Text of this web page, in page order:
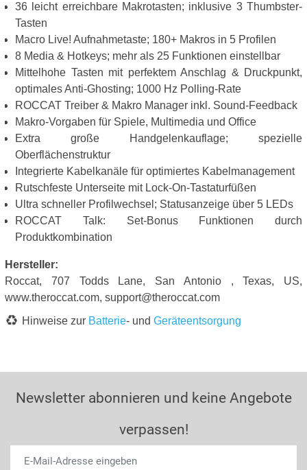
36 leicht erreichbare Makrotasten; inklusive 3 Thumbster-
Tasten
Macro Live! Aufnahmetaste; 180+ Makros in 5 Profilen
8 Media & Hotkeys; mehr als 25 Funktionen einstellbar
Mittelhohe Tasten mit perfektem Anschlag & Druckpunkt,
optimales Anti-Ghosting; 1000 Hz Polling-Rate
ROCCAT Treiber & Makro Manager inkl. Sound-Feedback
Makro-Vorgaben für Spiele, Multimedia und Office
Extra große Handgelenkauflage; spezielle
Oberflächenstruktur
Integrierte Kabelkanäle für optimiertes Kabelmanagement
Rutschfeste Unterseite mit Lock-On-Tastaturfüßen
Ultra schneller Profilwechsel; Statusanzeige über 5 LEDs
ROCCAT Talk: Set-Bonus Funktionen durch
Produktkombination
Hersteller:
Roccat, 707 Todds Lane, San Antonio , Texas, US,
www.theroccat.com, support@theroccat.com
Hinweise zur Batterie- und Geräteentsorgung
Newsletter abonnieren und keine Angebote
verpassen!